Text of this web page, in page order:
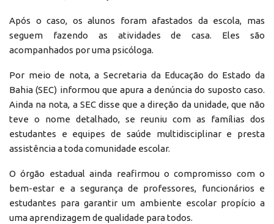
Após o caso, os alunos foram afastados da escola, mas
seguem fazendo as atividades de casa. Eles são
acompanhados por uma psicóloga.
Por meio de nota, a Secretaria da Educação do Estado da
Bahia (SEC) informou que apura a denúncia do suposto caso.
Ainda na nota, a SEC disse que a direção da unidade, que não
teve o nome detalhado, se reuniu com as famílias dos
estudantes e equipes de saúde multidisciplinar e presta
assistência a toda comunidade escolar.
O órgão estadual ainda reafirmou o compromisso com o
bem-estar e a segurança de professores, funcionários e
estudantes para garantir um ambiente escolar propício a
uma aprendizagem de qualidade para todos.